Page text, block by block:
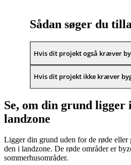
Sådan søger du
Hvis dit projekt også kræver
Hvis dit projekt ikke kræver
Se, om din grund ligger
landzone
Ligger din grund uden for de røde eller
den i landzone. De røde områder er
sommerhusområder.